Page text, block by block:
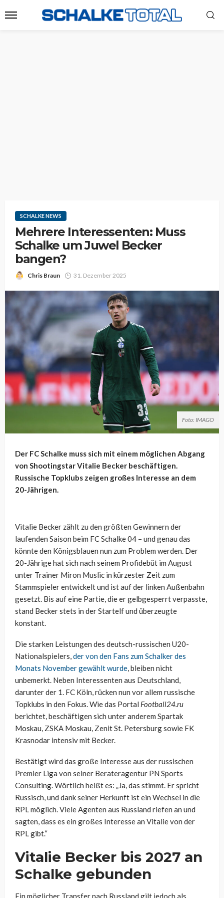
SCHALKE NEWS
Mehrere Interessenten: Muss
Schalke um Juwel Becker
bangen?
Chris Braun 31. Dezember 2025
Foto: IMAGO
Der FC Schalke muss sich mit einem möglichen Abgang
von Shootingstar Vitalie Becker beschäftigen.
Russische Topklubs zeigen großes Interesse an dem
20-Jährigen.
Vitalie Becker zählt zu den größten Gewinnern der
laufenden Saison beim FC Schalke 04 – und genau das
könnte den Königsblauen nun zum Problem werden. Der
20-Jährige hat sich nach seinem Profidebüt im August
unter Trainer Miron Muslic in kürzester Zeit zum
Stammspieler entwickelt und ist auf der linken Außenbahn
gesetzt. Bis auf eine Partie, die er gelbgesperrt verpasste,
stand Becker stets in der Startelf und überzeugte
konstant.
Die starken Leistungen des deutsch-russischen U20-
Nationalspielers,der von den Fans zum Schalker des
Monats November gewählt wurde, bleiben nicht
unbemerkt. Neben Interessenten aus Deutschland,
darunter der 1. FC Köln, rücken nun vor allem russische
Topklubs in den Fokus. Wie das Portal Football24.ru
berichtet, beschäftigen sich unter anderem Spartak
Moskau, ZSKA Moskau, Zenit St. Petersburg sowie FK
Krasnodar intensiv mit Becker.
Bestätigt wird das große Interesse aus der russischen
Premier Liga von seiner Berateragentur PN Sports
Consulting. Wörtlich heißt es: „Ja, das stimmt. Er spricht
Russisch, und dank seiner Herkunft ist ein Wechsel in die
RPL möglich. Viele Agenten aus Russland riefen an und
sagten, dass es ein großes Interesse an Vitalie von der
RPL gibt.“
Vitalie Becker bis 2027 an
Schalke gebunden
Ein möglicher Transfer nach Russland gilt jedoch als